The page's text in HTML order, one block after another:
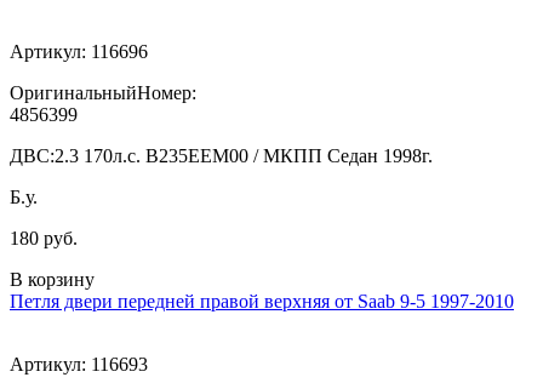
Артикул: 116696
ОригинальныйНомер:
4856399
ДВС:2.3 170л.с. В235ЕЕМ00 / МКПП Седан 1998г.
Б.у.
180 руб.
В корзину
Петля двери передней правой верхняя от Saab 9-5 1997-2010
Артикул: 116693